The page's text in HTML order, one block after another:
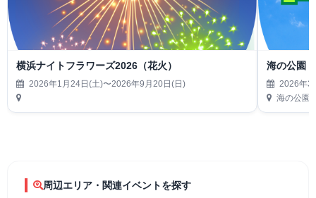
横浜ナイトフラワーズ2026（花火）
2026年1月24日(土)〜2026年9月20日(日)
海の公園
2026年3
海の公園
周辺エリア・関連イベントを探す